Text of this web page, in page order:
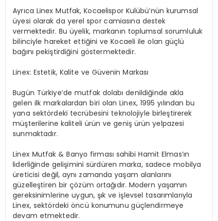
Ayrıca Linex Mutfak, Kocaelispor Kulübü’nün kurumsal
üyesi olarak da yerel spor camiasına destek
vermektedir. Bu üyelik, markanın toplumsal sorumluluk
bilinciyle hareket ettiğini ve Kocaeli ile olan güçlü
bağını pekiştirdiğini göstermektedir.
Linex: Estetik, Kalite ve Güvenin Markası
Bugün Türkiye’de mutfak dolabı denildiğinde akla
gelen ilk markalardan biri olan Linex, 1995 yılından bu
yana sektördeki tecrübesini teknolojiyle birleştirerek
müşterilerine kaliteli ürün ve geniş ürün yelpazesi
sunmaktadır.
Linex Mutfak & Banyo firması sahibi Hamit Elmas’ın
liderliğinde gelişimini sürdüren marka, sadece mobilya
üreticisi değil, aynı zamanda yaşam alanlarını
güzelleştiren bir çözüm ortağıdır. Modern yaşamın
gereksinimlerine uygun, şık ve işlevsel tasarımlarıyla
Linex, sektördeki öncü konumunu güçlendirmeye
devam etmektedir.